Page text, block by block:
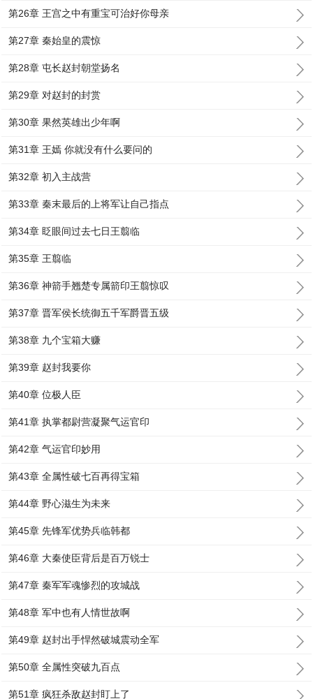
第26章 王宫之中有重宝可治好你母亲
第27章 秦始皇的震惊
第28章 屯长赵封朝堂扬名
第29章 对赵封的封赏
第30章 果然英雄出少年啊
第31章 王嫣 你就没有什么要问的
第32章 初入主战营
第33章 秦末最后的上将军让自己指点
第34章 眨眼间过去七日王翦临
第35章 王翦临
第36章 神箭手翘楚专属箭印王翦惊叹
第37章 晋军侯长统御五千军爵晋五级
第38章 九个宝箱大赚
第39章 赵封我要你
第40章 位极人臣
第41章 执掌都尉营凝聚气运官印
第42章 气运官印妙用
第43章 全属性破七百再得宝箱
第44章 野心滋生为未来
第45章 先锋军优势兵临韩都
第46章 大秦使臣背后是百万锐士
第47章 秦军军魂惨烈的攻城战
第48章 军中也有人情世故啊
第49章 赵封出手悍然破城震动全军
第50章 全属性突破九百点
第51章 疯狂杀敌赵封盯上了